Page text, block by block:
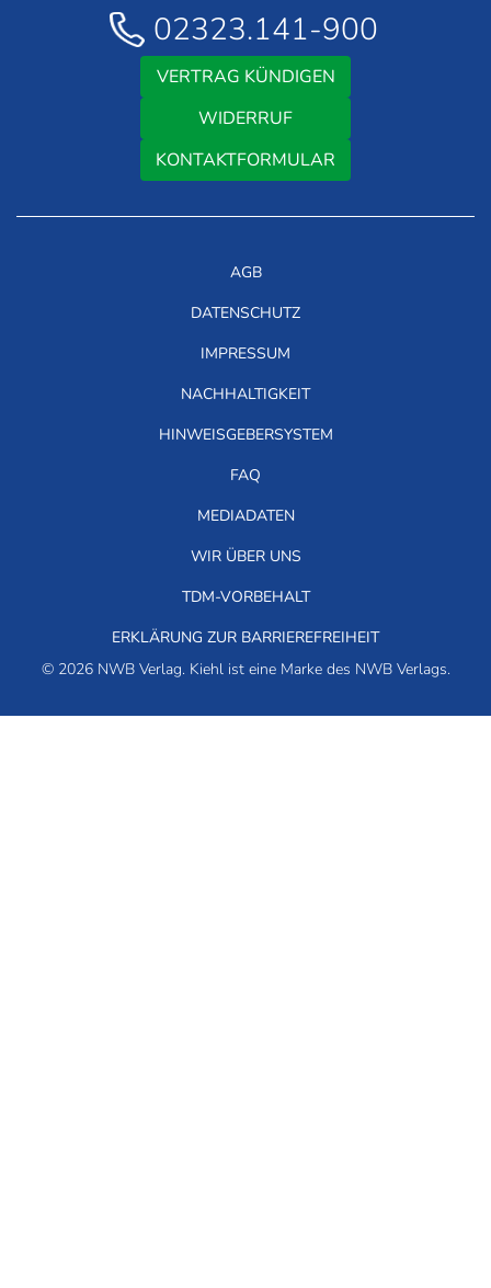
02323.141-900
VERTRAG KÜNDIGEN
WIDERRUF
KONTAKTFORMULAR
© 2026 NWB Verlag. Kiehl ist eine Marke des NWB Verlags.
AGB
DATENSCHUTZ
IMPRESSUM
NACHHALTIGKEIT
HINWEISGEBERSYSTEM
FAQ
MEDIADATEN
WIR ÜBER UNS
TDM-VORBEHALT
ERKLÄRUNG ZUR BARRIEREFREIHEIT